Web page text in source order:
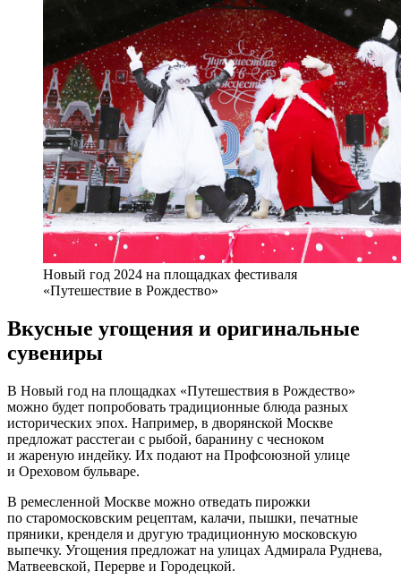
Новый год 2024 на площадках фестиваля
«Путешествие в Рождество»
Вкусные угощения и оригинальные
сувениры
В Новый год на площадках «Путешествия в Рождество»
можно будет попробовать традиционные блюда разных
исторических эпох. Например, в дворянской Москве
предложат расстегаи с рыбой, баранину с чесноком
и жареную индейку. Их подают на Профсоюзной улице
и Ореховом бульваре.
В ремесленной Москве можно отведать пирожки
по старомосковским рецептам, калачи, пышки, печатные
пряники, кренделя и другую традиционную московскую
выпечку. Угощения предложат на улицах Адмирала Руднева,
Матвеевской, Перерве и Городецкой.